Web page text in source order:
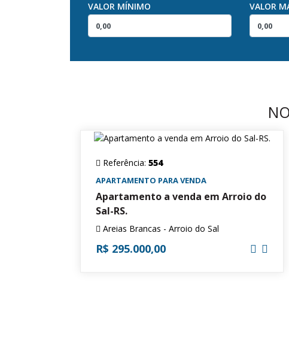
VALOR MÍNIMO
VALOR
Referência: 554
APARTAMENTO PARA VENDA
Apartamento a venda em Arroio do
Sal-RS.
Areias Brancas - Arroio do Sal
R$ 295.000,00